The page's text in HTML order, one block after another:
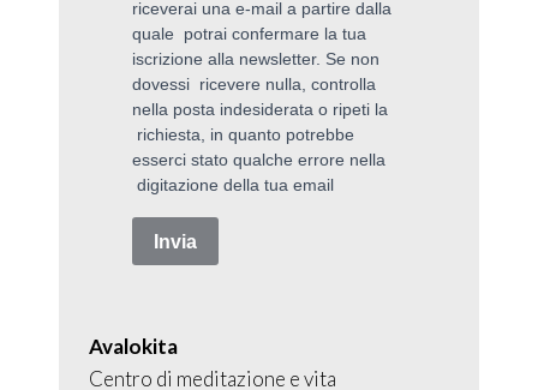
Avalokita
Centro di meditazione e vita